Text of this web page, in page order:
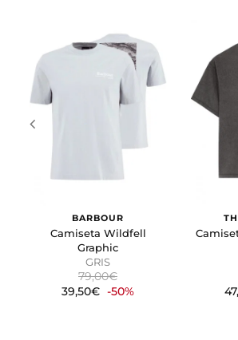
BARBOUR
Camiseta Wildfell
Graphic
GRIS
79,00€
39,50€ -50%
Estas cookies se utilizan para rastrear
las páginas web. La intención es
relevantes y atractivos para el usuario
GUARDAR CONFIGURACIÓN
Puedes volver a configurar tus cookies desde